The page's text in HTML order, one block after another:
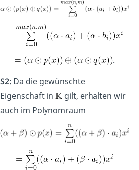
.
S2: Da die gewünschte
Eigenschaft in
gilt, erhalten wir
auch im Polynomraum